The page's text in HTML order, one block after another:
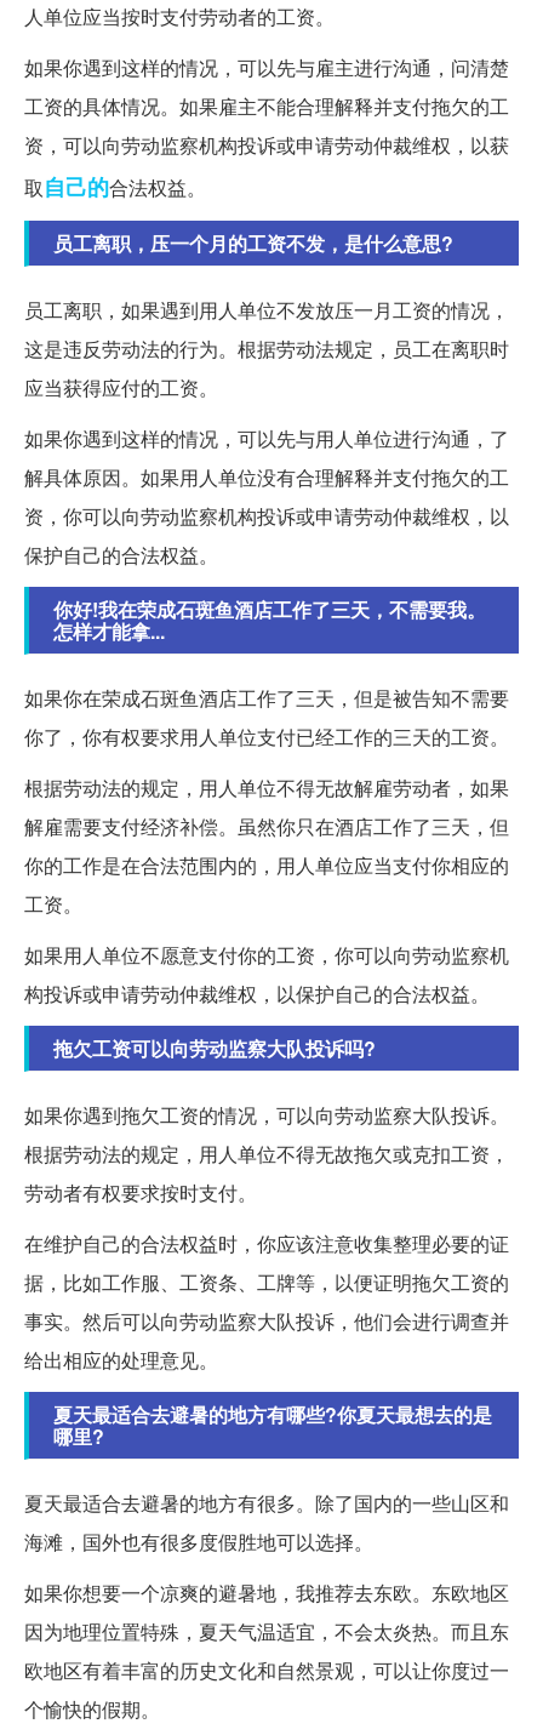
人单位应当按时支付劳动者的工资。
如果你遇到这样的情况，可以先与雇主进行沟通，问清楚
工资的具体情况。如果雇主不能合理解释并支付拖欠的工
资，可以向劳动监察机构投诉或申请劳动仲裁维权，以获
取自己的合法权益。
员工离职，压一个月的工资不发，是什么意思?
员工离职，如果遇到用人单位不发放压一月工资的情况，
这是违反劳动法的行为。根据劳动法规定，员工在离职时
应当获得应付的工资。
如果你遇到这样的情况，可以先与用人单位进行沟通，了
解具体原因。如果用人单位没有合理解释并支付拖欠的工
资，你可以向劳动监察机构投诉或申请劳动仲裁维权，以
保护自己的合法权益。
你好!我在荣成石斑鱼酒店工作了三天，不需要我。
怎样才能拿...
如果你在荣成石斑鱼酒店工作了三天，但是被告知不需要
你了，你有权要求用人单位支付已经工作的三天的工资。
根据劳动法的规定，用人单位不得无故解雇劳动者，如果
解雇需要支付经济补偿。虽然你只在酒店工作了三天，但
你的工作是在合法范围内的，用人单位应当支付你相应的
工资。
如果用人单位不愿意支付你的工资，你可以向劳动监察机
构投诉或申请劳动仲裁维权，以保护自己的合法权益。
拖欠工资可以向劳动监察大队投诉吗?
如果你遇到拖欠工资的情况，可以向劳动监察大队投诉。
根据劳动法的规定，用人单位不得无故拖欠或克扣工资，
劳动者有权要求按时支付。
在维护自己的合法权益时，你应该注意收集整理必要的证
据，比如工作服、工资条、工牌等，以便证明拖欠工资的
事实。然后可以向劳动监察大队投诉，他们会进行调查并
给出相应的处理意见。
夏天最适合去避暑的地方有哪些?你夏天最想去的是
哪里?
夏天最适合去避暑的地方有很多。除了国内的一些山区和
海滩，国外也有很多度假胜地可以选择。
如果你想要一个凉爽的避暑地，我推荐去东欧。东欧地区
因为地理位置特殊，夏天气温适宜，不会太炎热。而且东
欧地区有着丰富的历史文化和自然景观，可以让你度过一
个愉快的假期。